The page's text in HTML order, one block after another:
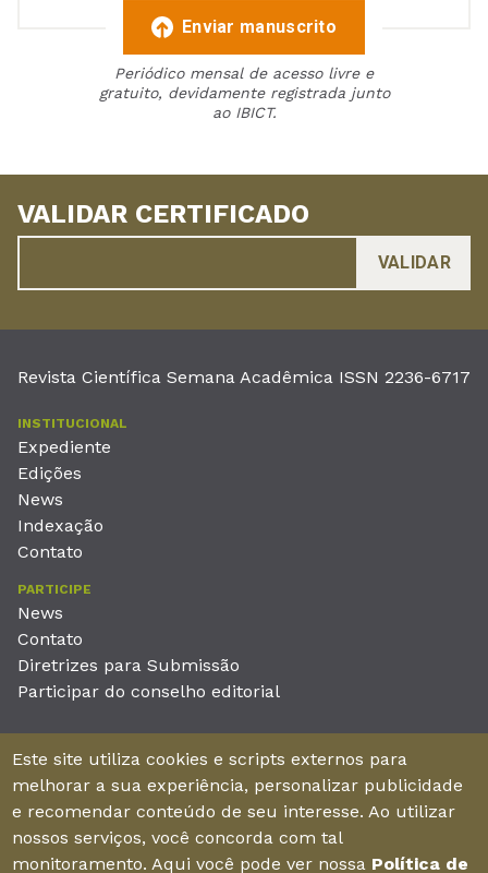
Enviar manuscrito
Periódico mensal de acesso livre e
gratuito, devidamente registrada junto
ao IBICT.
VALIDAR CERTIFICADO
Revista Científica Semana Acadêmica ISSN 2236-6717
INSTITUCIONAL
Expediente
Edições
News
Indexação
Contato
PARTICIPE
News
Contato
Diretrizes para Submissão
Participar do conselho editorial
Unieducar Inteligência Educacional Ltda
CNPJ: 05.569.970/0001-26
Av. Desembargador Moreira, No. 2001 – 11º andar - Bairro
Aldeota
Este site utiliza cookies e scripts externos para
melhorar a sua experiência, personalizar publicidade
e recomendar conteúdo de seu interesse. Ao utilizar
nossos serviços, você concorda com tal
monitoramento. Aqui você pode ver nossa Política de